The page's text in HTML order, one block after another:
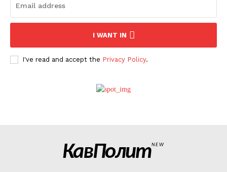
О нас
Политика конфиденциальности
I WANT IN
I've read and accept the Privacy Policy.
КавПолитNEW